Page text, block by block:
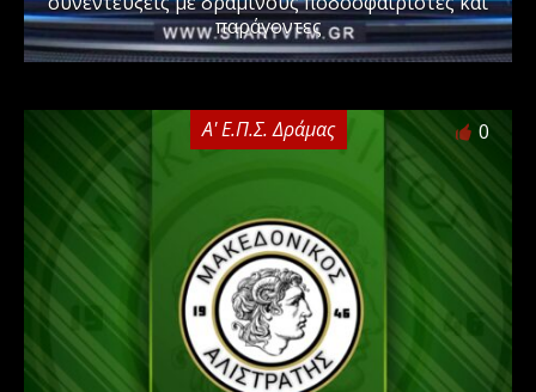
παράγοντες
Α' Ε.Π.Σ. Δράμας 0